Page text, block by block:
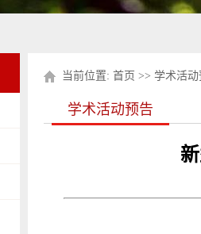
当前位置: 首页 >> 学术活动
学术活动预告